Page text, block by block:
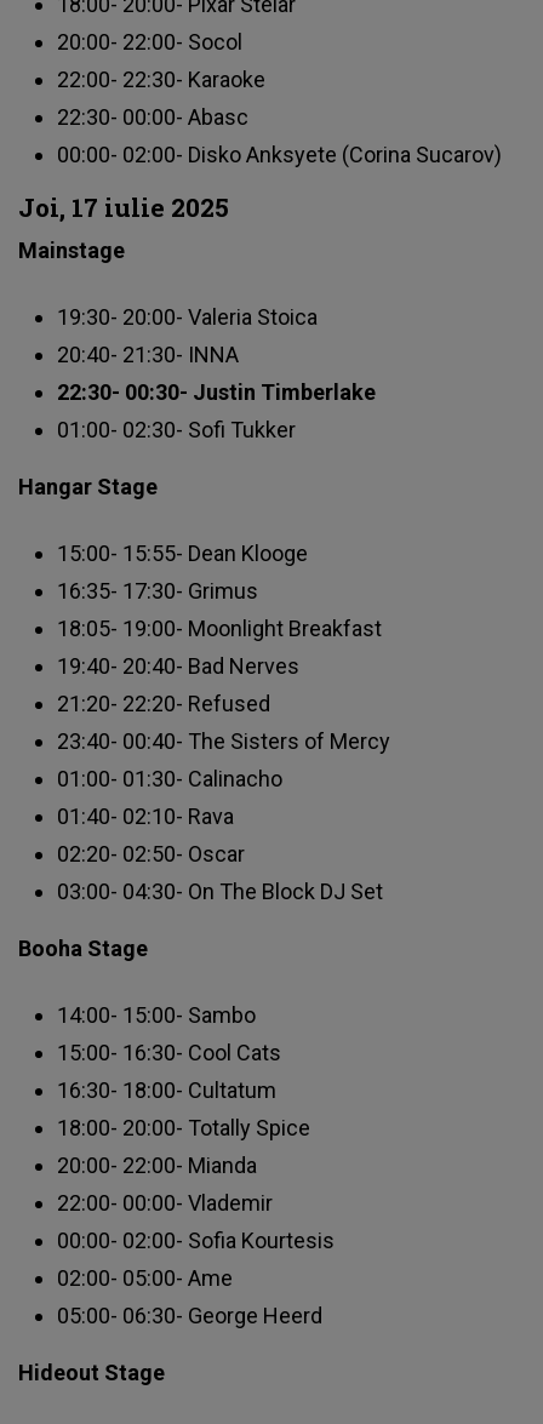
20:00- 22:00- Socol
22:00- 22:30- Karaoke
22:30- 00:00- Abasc
00:00- 02:00- Disko Anksyete (Corina Sucarov)
Joi, 17 iulie 2025
Mainstage
19:30- 20:00- Valeria Stoica
20:40- 21:30- INNA
22:30- 00:30- Justin Timberlake
01:00- 02:30- Sofi Tukker
Hangar Stage
15:00- 15:55- Dean Klooge
16:35- 17:30- Grimus
18:05- 19:00- Moonlight Breakfast
19:40- 20:40- Bad Nerves
21:20- 22:20- Refused
23:40- 00:40- The Sisters of Mercy
01:00- 01:30- Calinacho
01:40- 02:10- Rava
02:20- 02:50- Oscar
03:00- 04:30- On The Block DJ Set
Booha Stage
14:00- 15:00- Sambo
15:00- 16:30- Cool Cats
16:30- 18:00- Cultatum
18:00- 20:00- Totally Spice
20:00- 22:00- Mianda
22:00- 00:00- Vlademir
00:00- 02:00- Sofia Kourtesis
02:00- 05:00- Ame
05:00- 06:30- George Heerd
Hideout Stage